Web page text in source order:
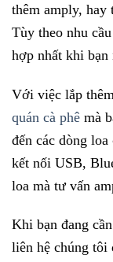
thêm amply, hay
Tùy theo nhu
hợp nhất khi bạn
Với việc lắp
quán cà phê mà
đến các dòng
kết nối USB,
loa mà tư vấn
Khi bạn đang
liên hệ chúng tôi